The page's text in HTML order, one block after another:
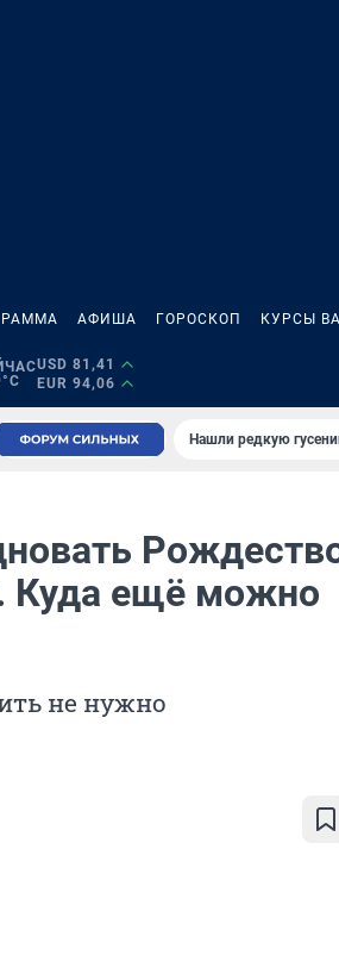
АФИША ГОРОСКОП КУРСЫ
USD 81,41
EUR 94,06
Нашли редкую
Куда ещё можно
не нужно